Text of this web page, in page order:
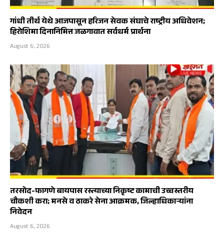
गांधी तीर्थ येथे आजपासून हरिजन सेवक संघाचे राष्ट्रीय अधिवेशन;
हिरोशिमा दिनानिमित्त जळगावात सर्वधर्म प्रार्थना
August 6, 2026
तरसोद-फागणे बायपास रस्त्याच्या निकृष्ट कामाची उच्चस्तरीय
चौकशी करा; मनसे व ठाकरे सेना आक्रमक, जिल्हाधिकाऱ्यांना
निवेदन
August 6, 2026